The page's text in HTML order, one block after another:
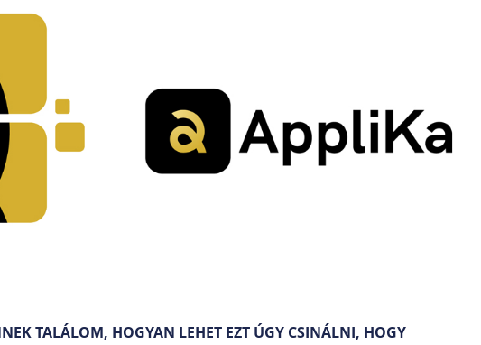
TALÁLOM, HOGYAN LEHET EZT ÚGY CSINÁLNI, HOGY